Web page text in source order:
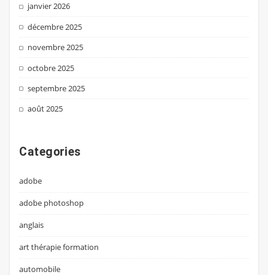
janvier 2026
décembre 2025
novembre 2025
octobre 2025
septembre 2025
août 2025
Categories
adobe
adobe photoshop
anglais
art thérapie formation
automobile